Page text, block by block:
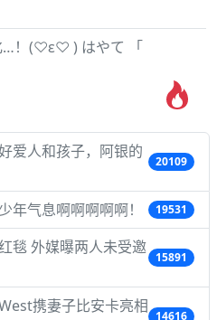
…！(♡ε♡ ) はやて 「
爱人和孩子，阿银的
20109
年气息啊啊啊啊啊！ 19531
毯 外媒曝两人未受邀
15891
携妻子比安卡亮相
14616